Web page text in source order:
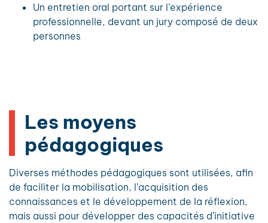
Un entretien oral portant sur l’expérience
professionnelle, devant un jury composé de deux
personnes
Les moyens
pédagogiques
Diverses méthodes pédagogiques sont utilisées, afin
de faciliter la mobilisation, l’acquisition des
connaissances et le développement de la réflexion,
mais aussi pour développer des capacités d’initiative